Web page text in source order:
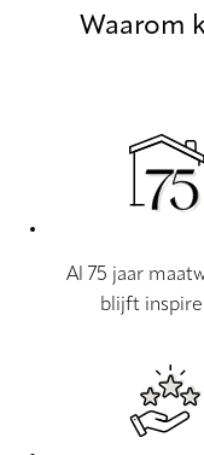
Waarom
Al 75 jaar
blijft